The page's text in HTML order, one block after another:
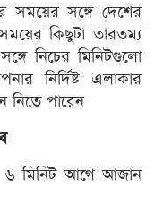
সময়ের সঙ্গে দেশের
কিছুটা তারতম্য
নিচের মিনিটগুলো
নির্দিষ্ট এলাকার
পারেন
৬ মিনিট আগে আজান